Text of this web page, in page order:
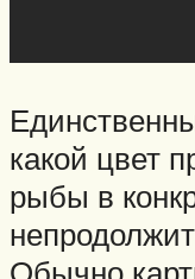
какой цвет
рыбы в